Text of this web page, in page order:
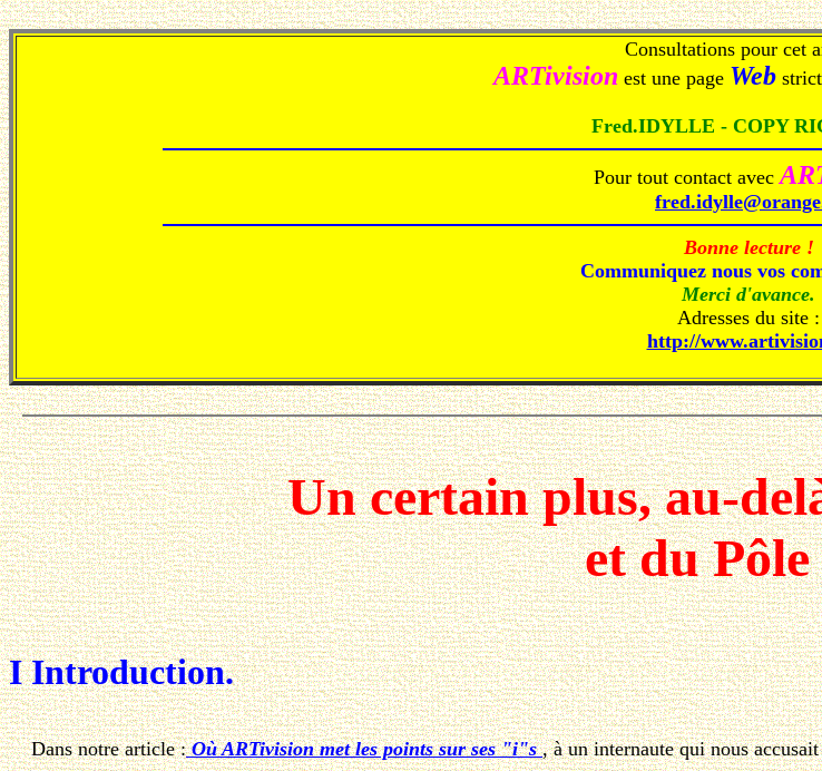
Consultations pour cet
ARTivision est une page Web
Fred.IDYLLE - COPY
Pour tout contact avec
Bonne lecture !
Communiquez nous vos
Merci d'avance.
Adresses du site :
http://
Un certain plus, au-
et du
I Introduction.
Dans notre article : Où ARTivision met les points sur ses "i"s , à un internaute qui nous